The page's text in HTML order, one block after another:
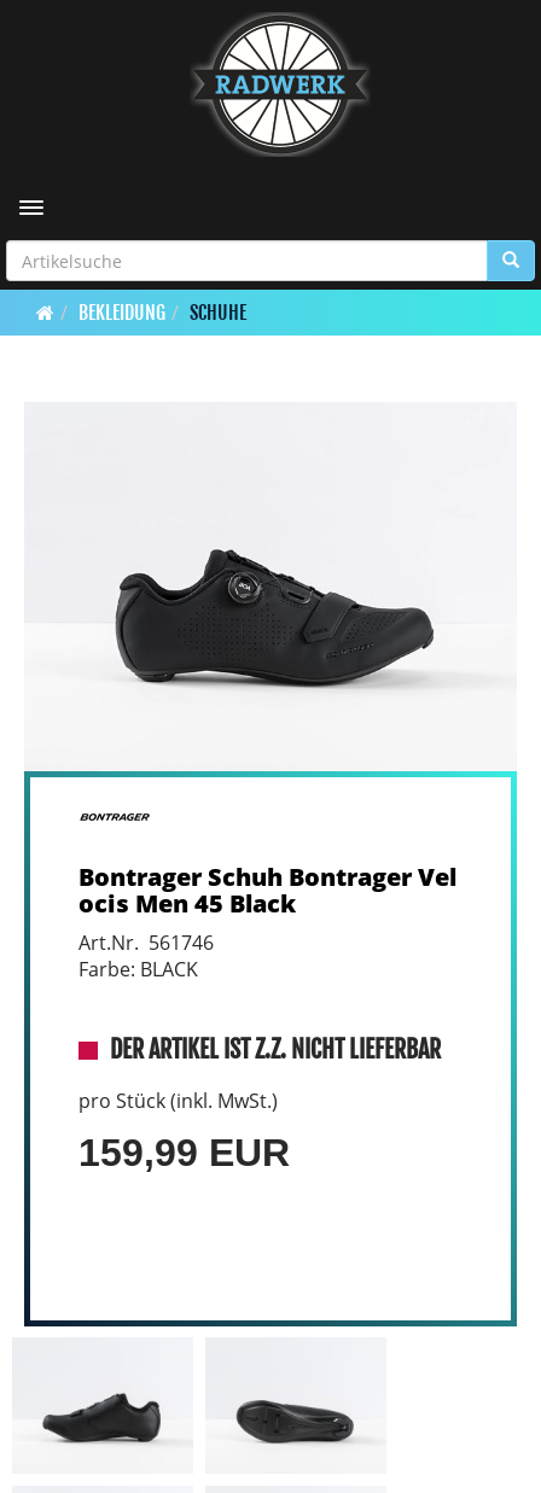
Toggle navigation
BEKLEIDUNG SCHUHE
Bontrager Schuh Bontrager Vel
ocis Men 45 Black
Art.Nr. 561746
Farbe: BLACK
DER ARTIKEL IST Z.Z. NICHT LIEFERBAR
pro Stück (inkl. MwSt.)
159,99 EUR